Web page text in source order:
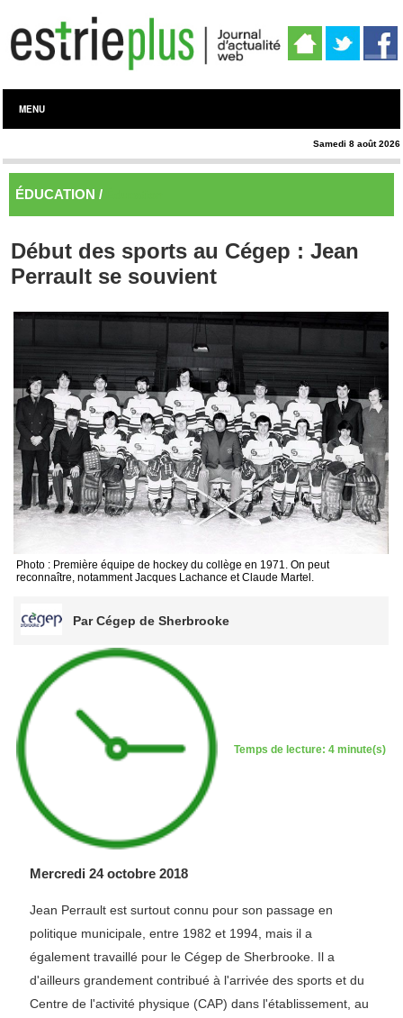
MENU
Samedi 8 août 2026
ÉDUCATION /
Début des sports au Cégep : Jean
Perrault se souvient
Photo : Première équipe de hockey du collège en 1971. On peut
reconnaître, notamment Jacques Lachance et Claude Martel.
Par Cégep de Sherbrooke
Temps de lecture: 4 minute(s)
Mercredi 24 octobre 2018
Jean Perrault est surtout connu pour son passage en
politique municipale, entre 1982 et 1994, mais il a
également travaillé pour le Cégep de Sherbrooke. Il a
d'ailleurs grandement contribué à l'arrivée des sports et du
Centre de l'activité physique (CAP) dans l'établissement, au